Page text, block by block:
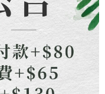
簡稱本公司）所提供，讓
並由商店將買賣／分期付款
繳交帳款。
目的，商店將以您的個人
進項蒐集、處理及利用，
、核對及更正。
oppay.tw/userRule
的連結，可透過四大超商／
交易完成。
若您需要取消訂單，請聯絡
有效，需透過AFTEE先享
頁面顯示為準，若有關於
請聯繫「AFTEE先享後付
support/home